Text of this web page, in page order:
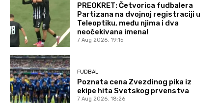
PREOKRET: Četvorica fudbalera
Partizana na dvojnoj registraciji u
Teleoptiku, među njima i dva
neočekivana imena!
7 Aug 2026. 19:15
FUDBAL
Poznata cena Zvezdinog pika iz
ekipe hita Svetskog prvenstva
7 Aug 2026. 18:26